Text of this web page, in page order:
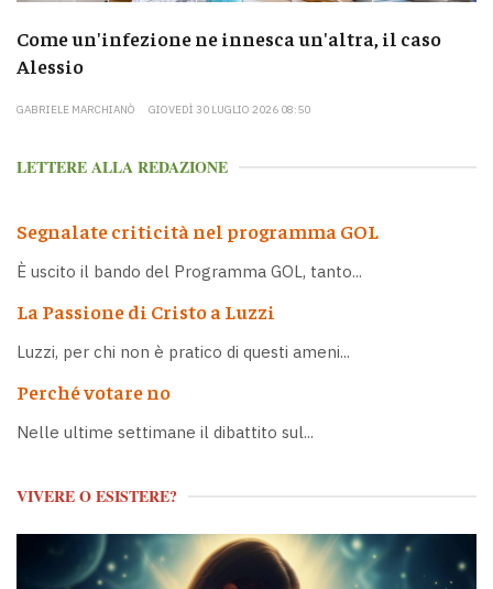
Come un'infezione ne innesca un'altra, il caso
Alessio
GABRIELE MARCHIANÒ GIOVEDÌ 30 LUGLIO 2026 08:50
LETTERE ALLA REDAZIONE
Segnalate criticità nel programma GOL
È uscito il bando del Programma GOL, tanto...
La Passione di Cristo a Luzzi
Luzzi, per chi non è pratico di questi ameni...
Perché votare no
Nelle ultime settimane il dibattito sul...
VIVERE O ESISTERE?